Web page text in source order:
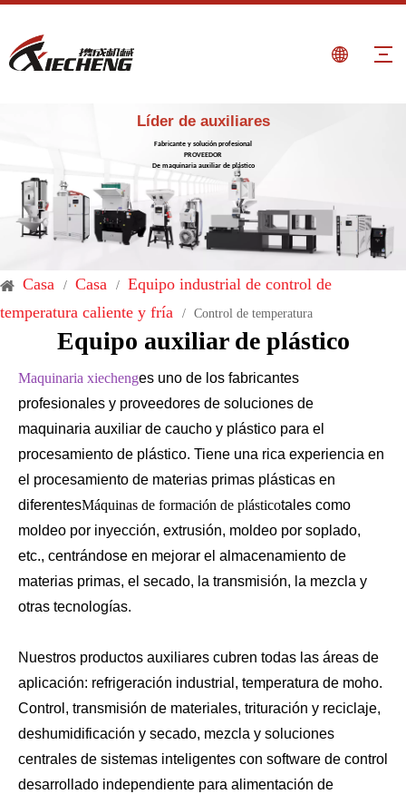
Líder de auxiliares
Fabricante y solución profesional
PROVEEDOR
De maquinaria auxiliar de plástico
Casa / Casa / Equipo industrial de control de
temperatura caliente y fría
/ Control de temperatura
Equipo auxiliar de plástico
Maquinaria xiechenges uno de los fabricantes
profesionales y proveedores de soluciones de
maquinaria auxiliar de caucho y plástico para el
procesamiento de plástico. Tiene una rica experiencia en
el procesamiento de materias primas plásticas en
diferentesMáquinas de formación de plásticotales como
moldeo por inyección, extrusión, moldeo por soplado,
etc., centrándose en mejorar el almacenamiento de
materias primas, el secado, la transmisión, la mezcla y
otras tecnologías.
Nuestros productos auxiliares cubren todas las áreas de
aplicación: refrigeración industrial, temperatura de moho.
Control, transmisión de materiales, trituración y reciclaje,
deshumidificación y secado, mezcla y soluciones
centrales de sistemas inteligentes con software de control
desarrollado independiente para alimentación de